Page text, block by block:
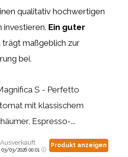
qualitativ hochwertigen
Ein guter
trägt maßgeblich zur
bei.
S - Perfetto
mit klassischem
Espresso-...
Ausverkauft
03/2026 00:01
Produkt anzeigen